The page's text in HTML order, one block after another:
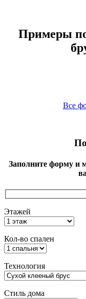
Примеры
Все
Заполните форму и
Этажей
Кол-во спален
Технология
Стиль дома